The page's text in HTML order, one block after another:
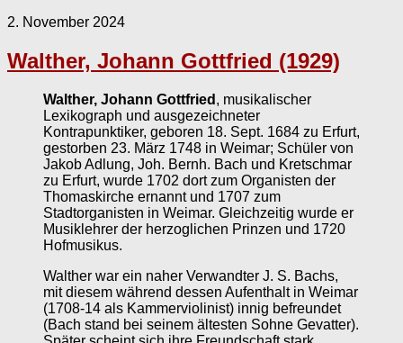
2. November 2024
Walther, Johann Gottfried (1929)
Walther, Johann Gottfried , musikalischer
Lexikograph und ausgezeichneter
Kontrapunktiker, geboren 18. Sept. 1684 zu Erfurt,
gestorben 23. März 1748 in Weimar; Schüler von
Jakob Adlung, Joh. Bernh. Bach und Kretschmar
zu Erfurt, wurde 1702 dort zum Organisten der
Thomaskirche ernannt und 1707 zum
Stadtorganisten in Weimar. Gleichzeitig wurde er
Musiklehrer der herzoglichen Prinzen und 1720
Hofmusikus.
Walther war ein naher Verwandter J. S. Bachs,
mit diesem während dessen Aufenthalt in Weimar
(1708-14 als Kammerviolinist) innig befreundet
(Bach stand bei seinem ältesten Sohne Gevatter).